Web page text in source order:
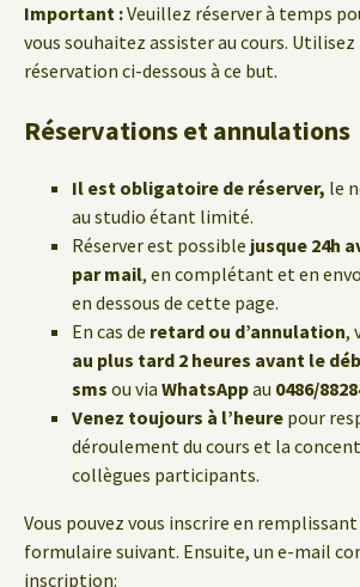
Important :Veuillez réserver à temps
vous souhaitez assister au cours.
réservation ci-dessous à ce but.
Réservations et annulations
Il est obligatoire de réserver, le
au studio étant limité.
Réserver est possible jusque 24h
par mail, en complétant et en
en dessous de cette page.
En cas de retard ou d’annulation,
au plus tard 2 heures avant le
sms ou via WhatsAppau 0486/
Venez toujours à l’heure pour
déroulement du cours et la
collègues participants.
Vous pouvez vous inscrire en
formulaire suivant. Ensuite, un e-mail
inscription: